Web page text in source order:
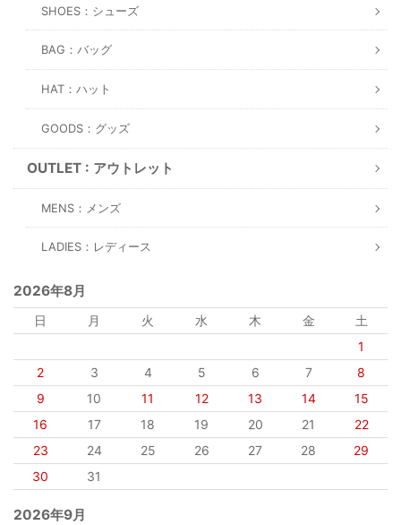
SHOES：シューズ
BAG：バッグ
HAT：ハット
GOODS：グッズ
OUTLET : アウトレット
MENS：メンズ
LADIES：レディース
2026年8月
日 月 火 水 木 金
土
1
2
3 4 5 6 7
8
9
10 11 12 13 14
15
16
17 18 19 20 21
22
23
24 25 26 27 28
29
30
31
2026年9月